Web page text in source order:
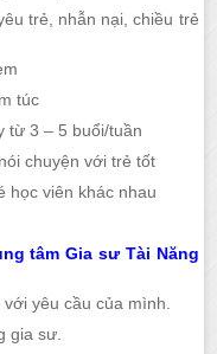
trẻ, nhẫn nại, chiều trẻ
túc
từ 3 – 5 buổi/tuần
chuyện với trẻ tốt
học viên khác nhau
tâm Gia sư Tài Năng
yêu cầu của mình.
gia sư.